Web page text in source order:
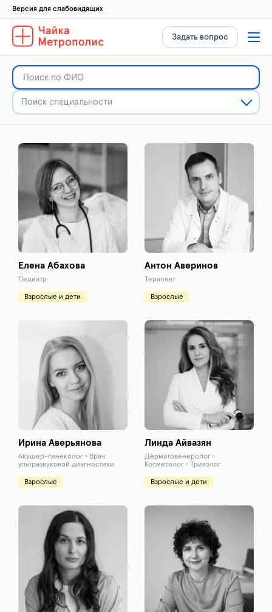
Версия для слабовидящих
Задать вопрос
Елена Абахова
Педиатр
Взрослые и дети
Антон Аверинов
Терапевт
Взрослые
Ирина Аверьянова
Акушер-гинеколог • Врач
ультразвуковой диагностики
Взрослые
Линда Айвазян
Дерматовенеролог •
Косметолог • Трихолог
Взрослые и дети